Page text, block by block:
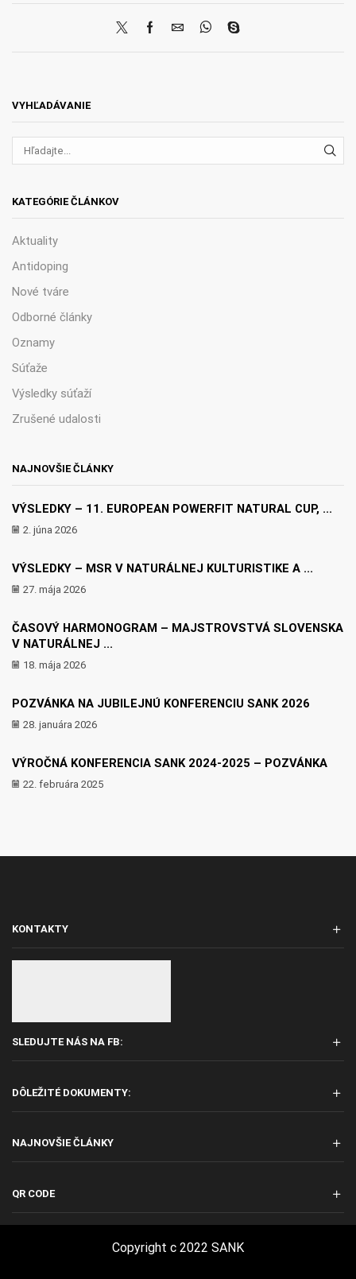
VYHĽADÁVANIE
KATEGÓRIE ČLÁNKOV
Aktuality
Antidoping
Nové tváre
Odborné články
Oznamy
Súťaže
Výsledky súťaží
Zrušené udalosti
NAJNOVŠIE ČLÁNKY
VÝSLEDKY – 11. EUROPEAN POWERFIT NATURAL CUP, ...
2. júna 2026
VÝSLEDKY – MSR V NATURÁLNEJ KULTURISTIKE A ...
27. mája 2026
ČASOVÝ HARMONOGRAM – MAJSTROVSTVÁ SLOVENSKA
V NATURÁLNEJ ...
18. mája 2026
POZVÁNKA NA JUBILEJNÚ KONFERENCIU SANK 2026
28. januára 2026
VÝROČNÁ KONFERENCIA SANK 2024-2025 – POZVÁNKA
22. februára 2025
KONTAKTY
SLEDUJTE NÁS NA FB:
DÔLEŽITÉ DOKUMENTY:
NAJNOVŠIE ČLÁNKY
QR CODE
Copyright c 2022 SANK